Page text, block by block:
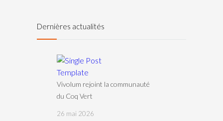
Dernières actualités
Vivolum rejoint la communauté
du Coq Vert
26 mai 2026